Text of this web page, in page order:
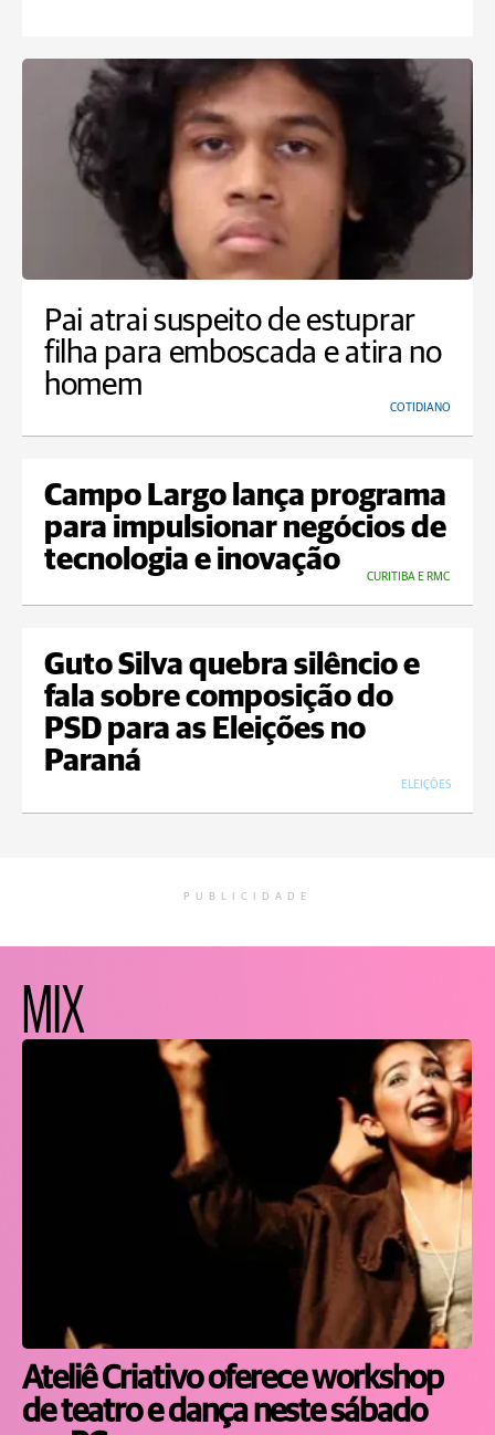
Pai atrai suspeito de estuprar
filha para emboscada e atira no
homem
COTIDIANO
Campo Largo lança programa
para impulsionar negócios de
tecnologia e inovação
CURITIBA E RMC
Guto Silva quebra silêncio e
fala sobre composição do
PSD para as Eleições no
Paraná
ELEIÇÕES
PUBLICIDADE
MIX
Ateliê Criativo oferece workshop
de teatro e dança neste sábado